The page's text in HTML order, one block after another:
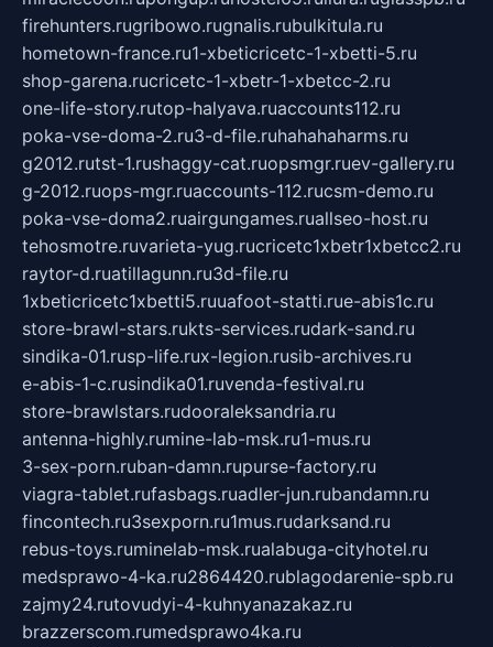
firehunters.rugribowo.rugnalis.rubulkitula.ru
hometown-france.ru1-xbeticricetc-1-xbetti-5.ru
shop-garena.rucricetc-1-xbetr-1-xbetcc-2.ru
one-life-story.rutop-halyava.ruaccounts112.ru
poka-vse-doma-2.ru3-d-file.ruhahahaharms.ru
g2012.rutst-1.rushaggy-cat.ruopsmgr.ruev-gallery.ru
g-2012.ruops-mgr.ruaccounts-112.rucsm-demo.ru
poka-vse-doma2.ruairgungames.ruallseo-host.ru
tehosmotre.ruvarieta-yug.rucricetc1xbetr1xbetcc2.ru
raytor-d.ruatillagunn.ru3d-file.ru
1xbeticricetc1xbetti5.ruuafoot-statti.rue-abis1c.ru
store-brawl-stars.rukts-services.rudark-sand.ru
sindika-01.rusp-life.rux-legion.rusib-archives.ru
e-abis-1-c.rusindika01.ruvenda-festival.ru
store-brawlstars.rudooraleksandria.ru
antenna-highly.rumine-lab-msk.ru1-mus.ru
3-sex-porn.ruban-damn.rupurse-factory.ru
viagra-tablet.rufasbags.ruadler-jun.rubandamn.ru
fincontech.ru3sexporn.ru1mus.rudarksand.ru
rebus-toys.ruminelab-msk.rualabuga-cityhotel.ru
medsprawo-4-ka.ru2864420.rublagodarenie-spb.ru
zajmy24.rutovudyi-4-kuhnyanazakaz.ru
brazzerscom.rumedsprawo4ka.ru